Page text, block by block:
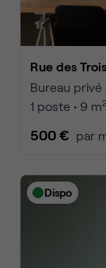
Rue des
Bureau privé
1 poste • 9 m2
500 € par
Dispo